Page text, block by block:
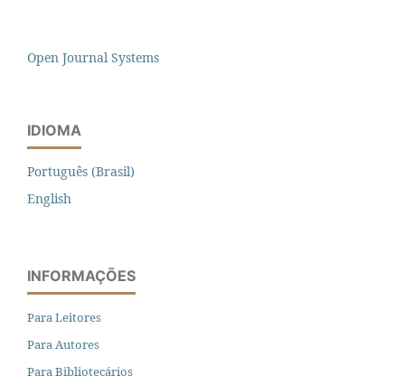
Open Journal Systems
IDIOMA
Português (Brasil)
English
INFORMAÇÕES
Para Leitores
Para Autores
Para Bibliotecários